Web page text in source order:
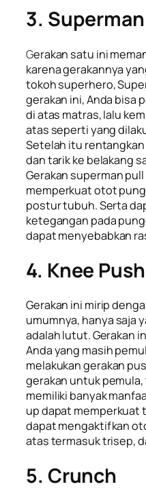
3.
Gerakan satu ini
karena gerakannya
tokohsuperhero,
gerakan ini, Anda bisa
di atas matras, lalu
atas seperti yang
Setelah itu
dan tarik ke belakang
Gerakan superman pull
memperkuat otot
postur tubuh. Serta
ketegangan pada
dapat menyebabkan
4. Knee
Gerakan ini mirip
umumnya, hanya saja
adalah lutut. Gerakan
Anda yang masih
melakukan gerakan
gerakan untuk pemula,
memiliki banyak
updapat memperkuat
dapat mengaktifkan
atas termasuk trisep,
5. Crunch